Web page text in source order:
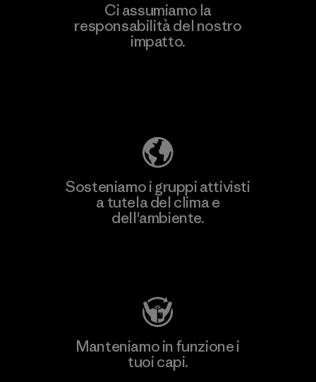
Ci assumiamo la
responsabilità del nostro
impatto.
Sosteniamo i gruppi attivisti
a tutela del clima e
dell'ambiente.
Manteniamo in funzione i
tuoi capi.